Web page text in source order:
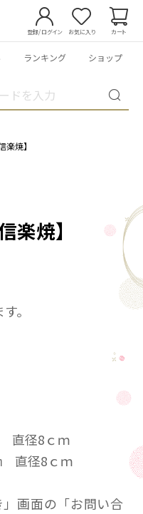
登録/ログイン お気に入り カート
ランキング ショップ
焼】
焼】
。
直径8ｃｍ
直径8ｃｍ
画面の「お問い合